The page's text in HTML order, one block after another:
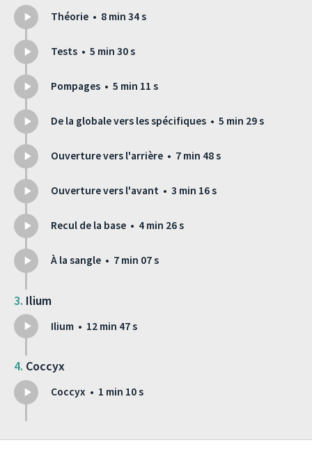
Théorie • 8 min 34 s
Tests • 5 min 30 s
Pompages • 5 min 11 s
De la globale vers les spécifiques • 5 min 29 s
Ouverture vers l'arrière • 7 min 48 s
Ouverture vers l'avant • 3 min 16 s
Recul de la base • 4 min 26 s
À la sangle • 7 min 07 s
Ilium
Ilium • 12 min 47 s
Coccyx
Coccyx • 1 min 10 s